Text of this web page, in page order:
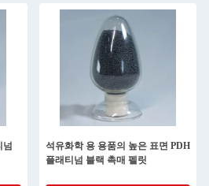
넘
석유화학 용 용품의 높은 표면 PDH
플래티넘 블랙 촉매 펠릿